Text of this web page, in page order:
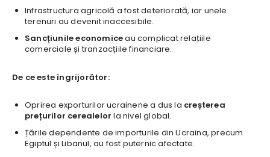
Infrastructura agricolă a fost deteriorată, iar unele
terenuri au devenit inaccesibile.
Sancțiunile economiceau complicat relațiile
comerciale și tranzacțiile financiare.
De ce este îngrijorător:
Oprirea exporturilor ucrainene a dus la creșterea
prețurilor cerealelor la nivel global.
Țările dependente de importurile din Ucraina, precum
Egiptul și Libanul, au fost puternic afectate.